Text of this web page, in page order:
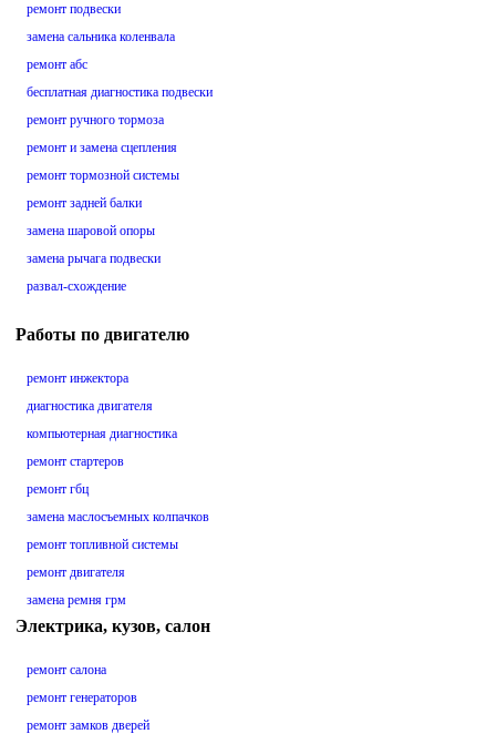
ремонт подвески
замена сальника коленвала
ремонт абс
бесплатная диагностика подвески
ремонт ручного тормоза
ремонт и замена сцепления
ремонт тормозной системы
ремонт задней балки
замена шаровой опоры
замена рычага подвески
развал-схождение
Работы по двигателю
ремонт инжектора
диагностика двигателя
компьютерная диагностика
ремонт стартеров
ремонт гбц
замена маслосъемных колпачков
ремонт топливной системы
ремонт двигателя
замена ремня грм
Электрика, кузов, салон
ремонт салона
ремонт генераторов
ремонт замков дверей